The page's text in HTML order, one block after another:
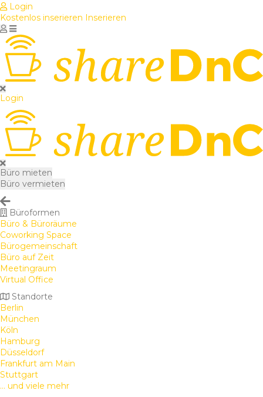
Login
Kostenlos inserieren Inserieren
Login
Büro mieten
Büro vermieten
Büroformen
Büro & Büroräume
Coworking Space
Bürogemeinschaft
Büro auf Zeit
Meetingraum
Virtual Office
Standorte
Berlin
München
Köln
Hamburg
Düsseldorf
Frankfurt am Main
Stuttgart
... und viele mehr